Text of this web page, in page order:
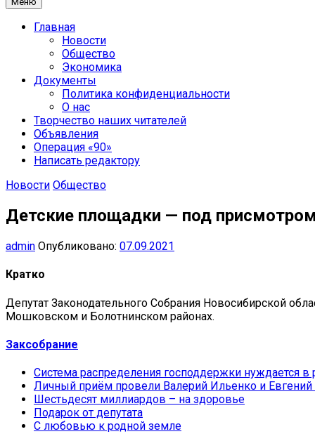
Главная
Новости
Общество
Экономика
Документы
Политика конфиденциальности
О нас
Творчество наших читателей
Объявления
Операция «90»
Написать редактору
Новости Общество
Детские площадки — под присмотром
admin Опубликовано: 07.09.2021
Кратко
Депутат Законодательного Собрания Новосибирской
Мошковском и Болотнинском районах.
Заксобрание
Система распределения господдержки нуждается
Личный приём провели Валерий Ильенко и
Шестьдесят миллиардов – на здоровье
Подарок от депутата
С любовью к родной земле